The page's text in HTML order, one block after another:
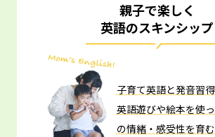
親子で楽しく
英語のスキンシップ
子育て英語と発音習得
英語遊びや絵本を使
の情緒・感受性を育む